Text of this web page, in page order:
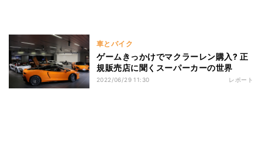
車とバイク
ゲームきっかけでマクラーレン購入? 正
規販売店に聞くスーパーカーの世界
2022/06/29 11:30 レポート